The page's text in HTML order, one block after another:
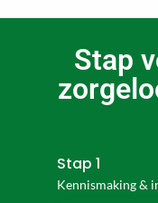
Stap
Stap 1
Kennismaking &